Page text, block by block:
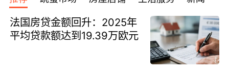
全程756欧/位
法国房贷金额回升：2025年
平均贷款额达到19.39万欧元